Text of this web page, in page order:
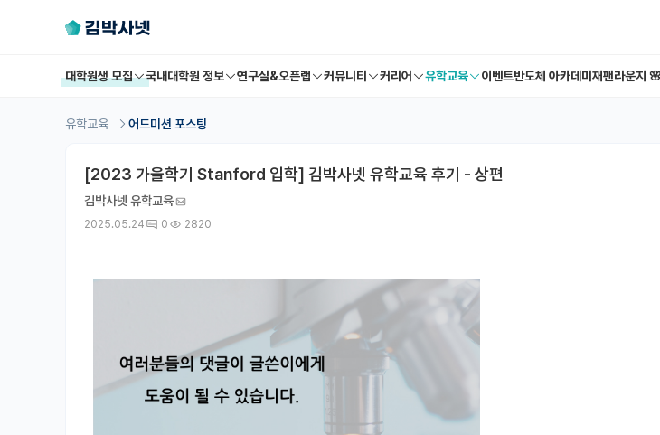
대학원생 모집 국내대학원 정보 연구실&오픈랩 커뮤니티 커리어 유학교육 이벤트반도체 아카데미 재팬라운지 🌸
유학교육 어드미션 포스팅
[2023 가을학기 Stanford 입학] 김박사넷 유학교육 후기 - 상편
김박사넷 유학교육
2025.05.24 0 2820